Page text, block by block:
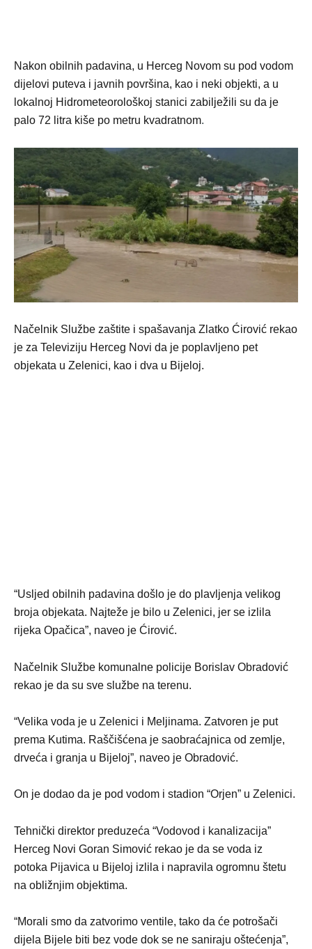
Nakon obilnih padavina, u Herceg Novom su pod vodom
dijelovi puteva i javnih površina, kao i neki objekti, a u
lokalnoj Hidrometeorološkoj stanici zabilježili su da je
palo 72 litra kiše po metru kvadratnom.
Načelnik Službe zaštite i spašavanja Zlatko Ćirović rekao
je za Televiziju Herceg Novi da je poplavljeno pet
objekata u Zelenici, kao i dva u Bijeloj.
“Usljed obilnih padavina došlo je do plavljenja velikog
broja objekata. Najteže je bilo u Zelenici, jer se izlila
rijeka Opačica”, naveo je Ćirović.
Načelnik Službe komunalne policije Borislav Obradović
rekao je da su sve službe na terenu.
“Velika voda je u Zelenici i Meljinama. Zatvoren je put
prema Kutima. Raščišćena je saobraćajnica od zemlje,
drveća i granja u Bijeloj”, naveo je Obradović.
On je dodao da je pod vodom i stadion “Orjen” u Zelenici.
Tehnički direktor preduzeća “Vodovod i kanalizacija”
Herceg Novi Goran Simović rekao je da se voda iz
potoka Pijavica u Bijeloj izlila i napravila ogromnu štetu
na obližnjim objektima.
“Morali smo da zatvorimo ventile, tako da će potrošači
dijela Bijele biti bez vode dok se ne saniraju oštećenja”,